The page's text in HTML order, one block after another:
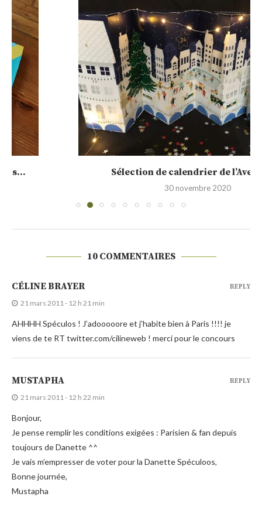
Sélection de calendrier de l’Avent 2020
10 COMMENTAIRES
CÉLINE BRAYER
21 mars 2011 - 12 h 21 min
AHHHH Spéculos ! J’adooooore et j’habite bien à Paris !!!! je
viens de te RT twitter.com/cilineweb ! merci pour le concours
REPLY
MUSTAPHA
21 mars 2011 - 12 h 22 min
Bonjour,
Je pense remplir les conditions exigées : Parisien & fan depuis
toujours de Danette ^^
Je vais m’empresser de voter pour la Danette Spéculoos,
Bonne journée,
Mustapha
REPLY